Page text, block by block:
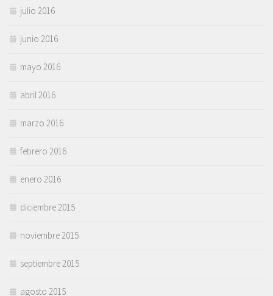
julio 2016
junio 2016
mayo 2016
abril 2016
marzo 2016
febrero 2016
enero 2016
diciembre 2015
noviembre 2015
septiembre 2015
agosto 2015